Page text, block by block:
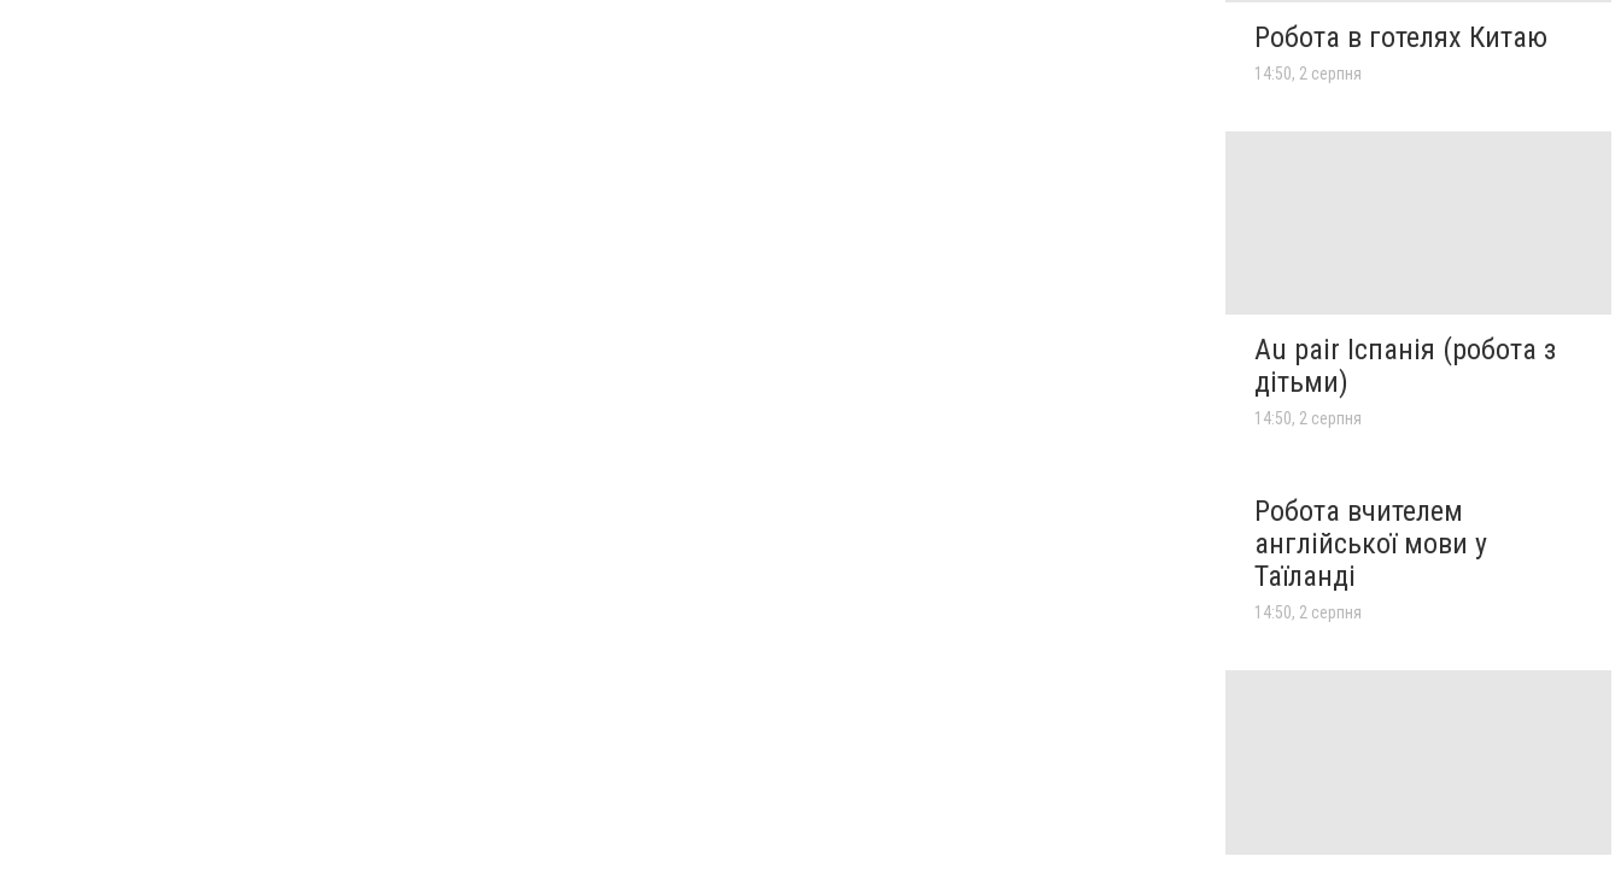
Робота в готелях Китаю
14:50, 2 серпня
Au pair Іспанія (робота з
дітьми)
14:50, 2 серпня
Робота вчителем
англійської мови у
Таїланді
14:50, 2 серпня